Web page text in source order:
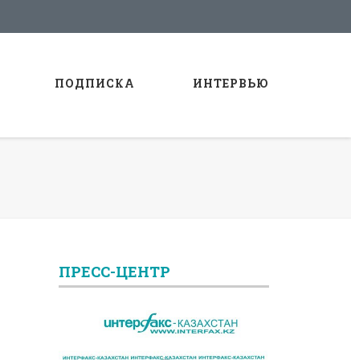
ПОДПИСКА ИНТЕРВЬЮ
ПРЕСС-ЦЕНТР